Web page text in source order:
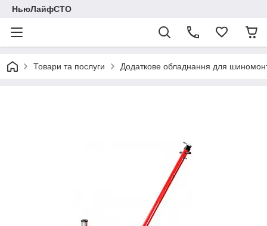
НьюЛайфСТО
Товари та послуги Додаткове обладнання для